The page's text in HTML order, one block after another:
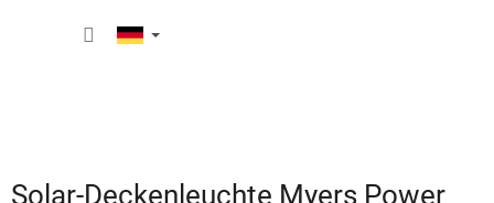
Solar-Deckenleuchte Myers Power